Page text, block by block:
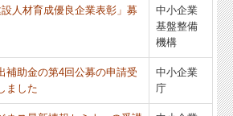
人材育成優良企業表彰」募
中小企業
基盤整備
機構
補助金の第4回公募の申請受
ました
中小企業
庁